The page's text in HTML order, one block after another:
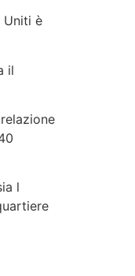
Uniti è
il
l